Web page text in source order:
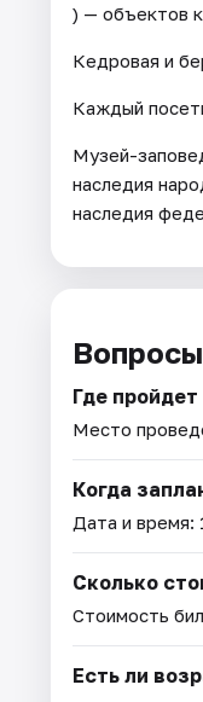
) — объектов
Кедровая и
Каждый
Музей-
наследия
наследия
Где
Место
Когда
Дата и время:
Сколько
Стоимость
Есть ли